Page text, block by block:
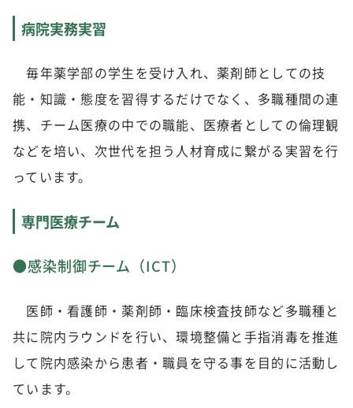
病院実務実習
毎年薬学部の学生を受け入れ、薬剤師としての技
能・知識・態度を習得するだけでなく、多職種間の連
携、チーム医療の中での職能、医療者としての倫理観
などを培い、次世代を担う人材育成に繋がる実習を行
っています。
専門医療チーム
●感染制御チーム（ICT）
医師・看護師・薬剤師・臨床検査技師など多職種と
共に院内ラウンドを行い、環境整備と手指消毒を推進
して院内感染から患者・職員を守る事を目的に活動し
ています。